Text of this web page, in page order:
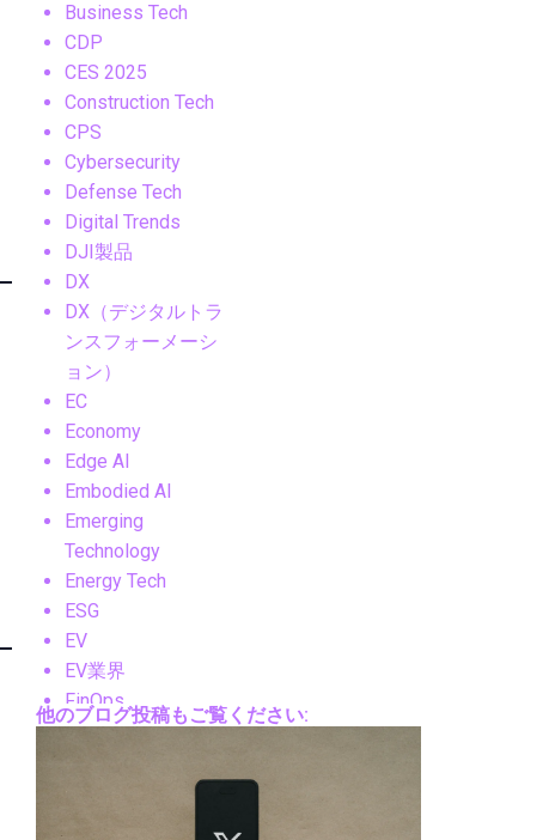
Business Tech
CDP
CES 2025
Construction Tech
CPS
Cybersecurity
Defense Tech
Digital Trends
DJI製品
DX
DX（デジタルトラ
ンスフォーメーシ
ョン）
EC
Economy
Edge AI
Embodied AI
Emerging
Technology
Energy Tech
ESG
EV
EV業界
FinOps
FM
Future Technology
他のブログ投稿もご覧ください: